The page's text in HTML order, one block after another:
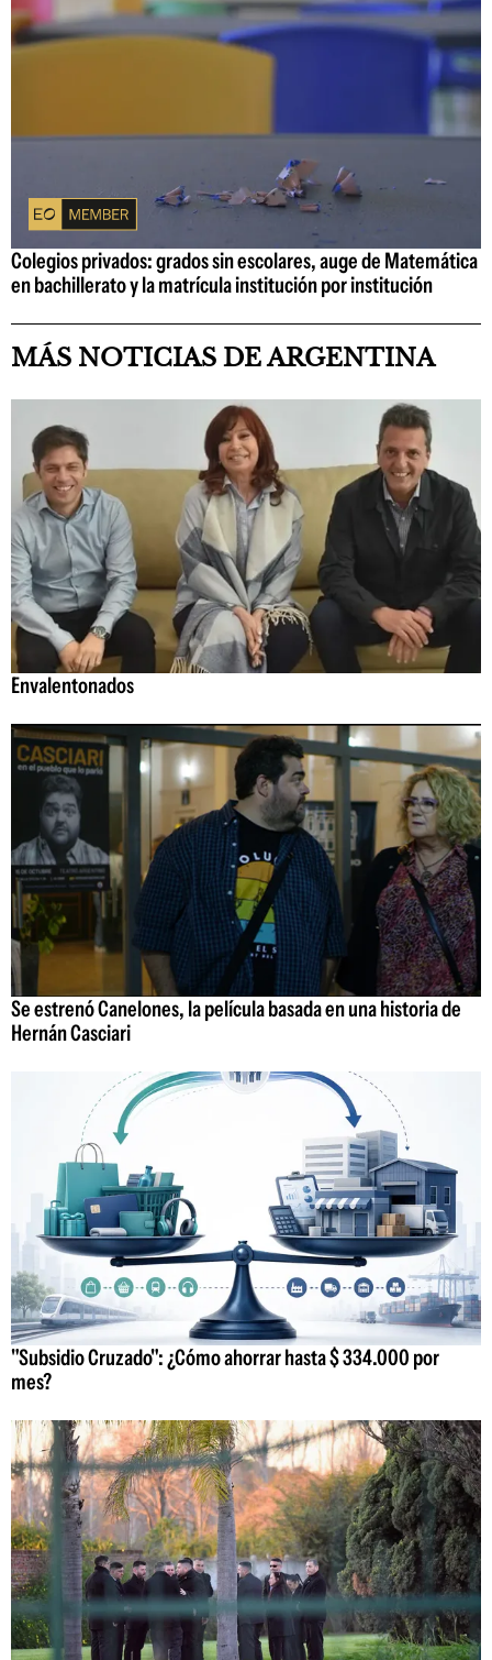
Colegios privados: grados sin escolares, auge de Matemática
en bachillerato y la matrícula institución por institución
MÁS NOTICIAS DE ARGENTINA
Envalentonados
Se estrenó Canelones, la película basada en una historia de
Hernán Casciari
"Subsidio Cruzado": ¿Cómo ahorrar hasta $ 334.000 por
mes?